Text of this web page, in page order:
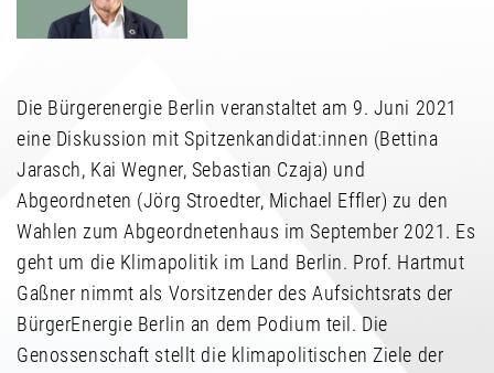
Die Bürgerenergie Berlin veranstaltet am 9. Juni 2021
eine Diskussion mit Spitzenkandidat:innen (Bettina
Jarasch, Kai Wegner, Sebastian Czaja) und
Abgeordneten (Jörg Stroedter, Michael Effler) zu den
Wahlen zum Abgeordnetenhaus im September 2021. Es
geht um die Klimapolitik im Land Berlin. Prof. Hartmut
Gaßner nimmt als Vorsitzender des Aufsichtsrats der
BürgerEnergie Berlin an dem Podium teil. Die
Genossenschaft stellt die klimapolitischen Ziele der